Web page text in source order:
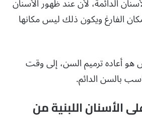
الفارغ ويكون ذلك ليس مكانها
أعاده ترميم السن، إلى وقت
بالسن الدائم.
الأسنان اللبنية من